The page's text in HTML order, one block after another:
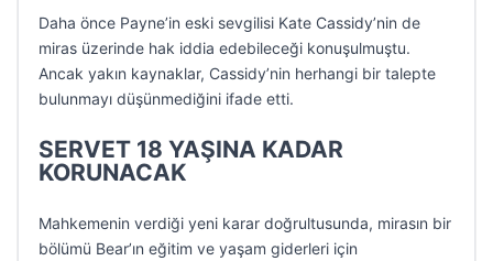
Daha önce Payne’in eski sevgilisi Kate Cassidy’nin de
miras üzerinde hak iddia edebileceği konuşulmuştu.
Ancak yakın kaynaklar, Cassidy’nin herhangi bir talepte
bulunmayı düşünmediğini ifade etti.
SERVET 18 YAŞINA KADAR
KORUNACAK
Mahkemenin verdiği yeni karar doğrultusunda, mirasın bir
bölümü Bear’ın eğitim ve yaşam giderleri için